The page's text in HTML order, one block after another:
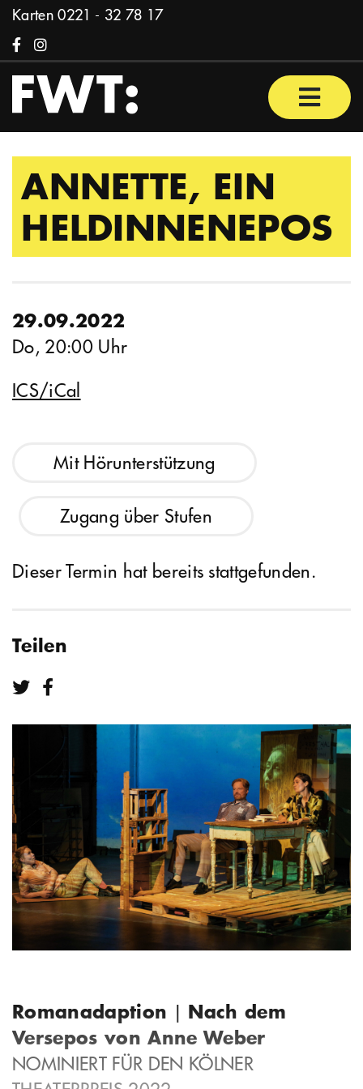
Zum Inhalt springen
Karten0221 - 32 78 17
FacebookInstagram
ANNETTE, EIN
HELDINNENEPOS
Romanadaption | Nach dem
Versepos von Anne Weber
NOMINIERT FÜR DEN KÖLNER
29.09.2022
Do, 20:00 Uhr
ICS/iCal
Mit Hörunterstützung
Zugang über Stufen
Dieser Termin hat bereits stattgefunden.
Teilen
Teilen bei Twitter